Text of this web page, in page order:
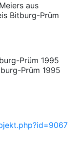
aus
Bitburg-Prüm
Prüm 1995
Prüm 1995